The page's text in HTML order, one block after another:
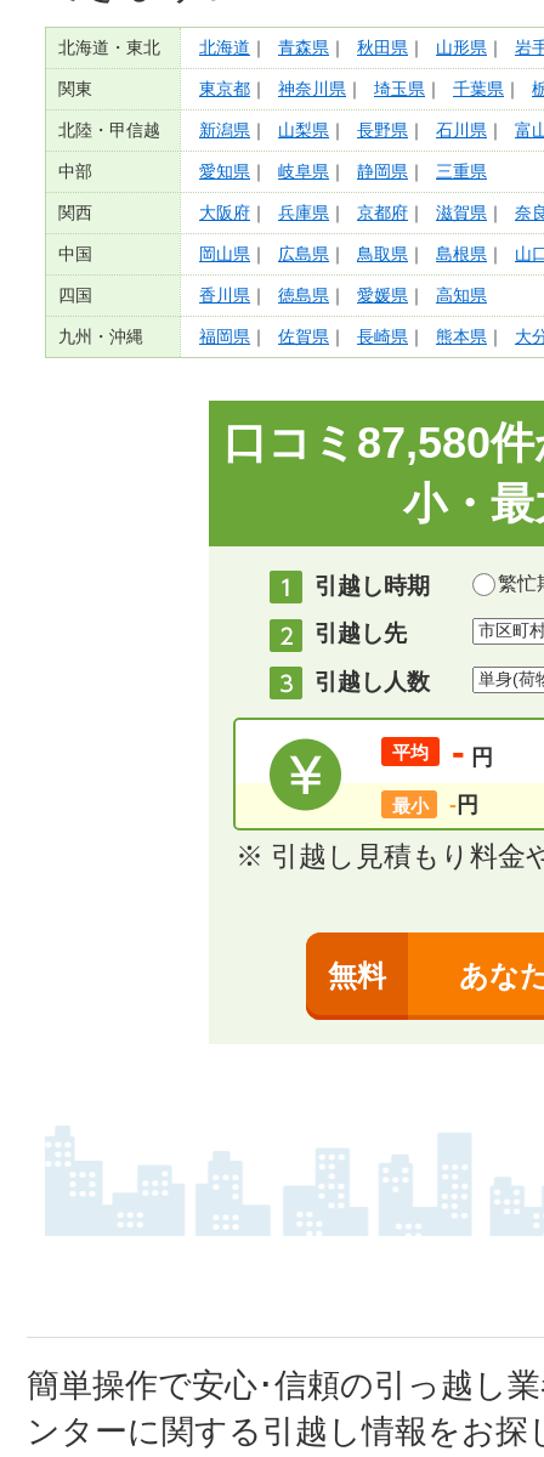
北海道・東北 北海道 ｜ 青森県 ｜ 秋田県 ｜ 山形県 ｜ 岩
関東 東京都 ｜ 神奈川県 ｜ 埼玉県 ｜ 千葉県 ｜
北陸・甲信越 新潟県 ｜ 山梨県 ｜ 長野県 ｜ 石川県 ｜ 富
中部 愛知県 ｜ 岐阜県 ｜ 静岡県 ｜ 三重県
関西 大阪府 ｜ 兵庫県 ｜ 京都府 ｜ 滋賀県 ｜ 奈
中国 岡山県 ｜ 広島県 ｜ 鳥取県 ｜ 島根県 ｜ 山
四国 香川県 ｜ 徳島県 ｜ 愛媛県 ｜ 高知県
九州・沖縄 福岡県 ｜ 佐賀県 ｜ 長崎県 ｜ 熊本県 ｜ 大
口コミ87,580
小・
引越し時期 繁忙
引越し先
引越し人数
平均 - 円
最小 - 円
※ 引越し見積もり料金
無料 あな
簡単操作で安心･信頼の引っ越し
ンターに関する引越し情報をお探